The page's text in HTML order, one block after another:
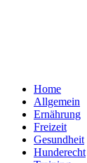
Home
Allgemein
Ernährung
Freizeit
Gesundheit
Hunderecht